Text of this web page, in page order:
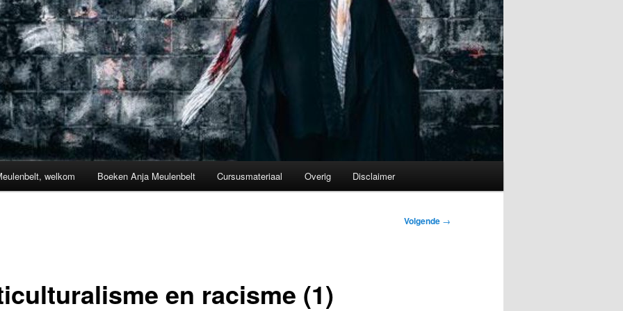
welkom Boeken Anja Meulenbelt Cursusmateriaal Overig Disclaimer
Volgende →
en racisme (1)